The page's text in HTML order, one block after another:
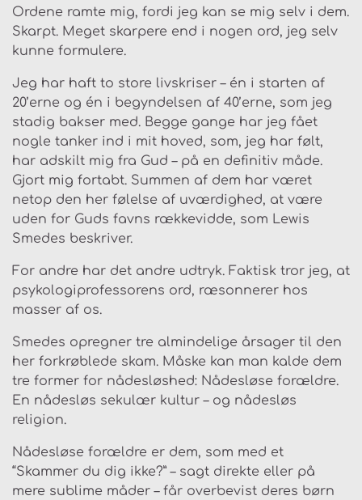
Ordene ramte mig, fordi jeg kan se mig selv i dem.
Skarpt. Meget skarpere end i nogen ord, jeg selv
kunne formulere.
Jeg har haft to store livskriser – én i starten af
20’erne og én i begyndelsen af 40’erne, som jeg
stadig bakser med. Begge gange har jeg fået
nogle tanker ind i mit hoved, som, jeg har følt,
har adskilt mig fra Gud – på en definitiv måde.
Gjort mig fortabt. Summen af dem har været
netop den her følelse af uværdighed, at være
uden for Guds favns rækkevidde, som Lewis
Smedes beskriver.
For andre har det andre udtryk. Faktisk tror jeg, at
psykologiprofessorens ord, ræsonnerer hos
masser af os.
Smedes opregner tre almindelige årsager til den
her forkrøblede skam. Måske kan man kalde dem
tre former for nådesløshed: Nådesløse forældre.
En nådesløs sekulær kultur – og nådesløs
religion.
Nådesløse forældre er dem, som med et
“Skammer du dig ikke?” – sagt direkte eller på
mere sublime måder – får overbevist deres børn